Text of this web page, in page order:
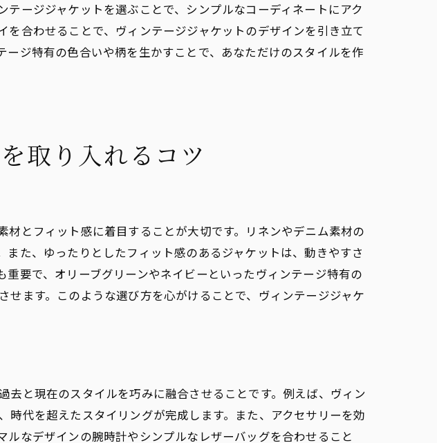
ージジャケットを選ぶことで、シンプルなコーディネートにアク
合わせることで、ヴィンテージジャケットのデザインを引き立て
ジ特有の色合いや柄を生かすことで、あなただけのスタイルを作
取り入れるコツ
とフィット感に着目することが大切です。リネンやデニム素材の
た、ゆったりとしたフィット感のあるジャケットは、動きやすさ
要で、オリーブグリーンやネイビーといったヴィンテージ特有の
ます。このような選び方を心がけることで、ヴィンテージジャケ
と現在のスタイルを巧みに融合させることです。例えば、ヴィン
代を超えたスタイリングが完成します。また、アクセサリーを効
なデザインの腕時計やシンプルなレザーバッグを合わせること